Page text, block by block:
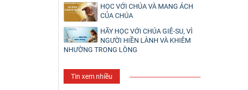
HỌC VỚI CHÚA VÀ MANG ÁCH
CỦA CHÚA
HÃY HỌC VỚI CHÚA GIÊ-SU, VÌ
NGƯỜI HIỀN LÀNH VÀ KHIÊM
NHƯỜNG TRONG LÒNG
Tin xem nhiều